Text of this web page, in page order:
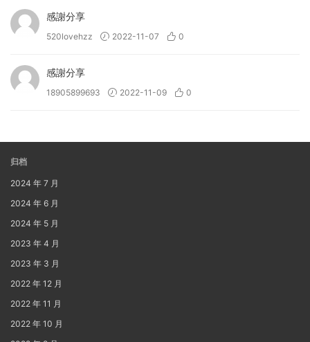
感謝分享
520lovehzz 2022-11-07 0
感謝分享
18905899693 2022-11-09 0
归档
2024 年 7 月
2024 年 6 月
2024 年 5 月
2023 年 4 月
2023 年 3 月
2022 年 12 月
2022 年 11 月
2022 年 10 月